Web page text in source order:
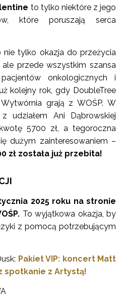
to tylko niektóre z jego
które poruszają serca
nie tylko okazja do przeżycia
przede wszystkim szansa
onkologicznych i
kolejny rok, gdy DoubleTree
grają z WOŚP. W
udziałem Ani Dąbrowskiej
5700 zł, a tegoroczna
dużym zainteresowaniem –
zł została już przebita!
2025 roku na stronie
To wyjątkowa okazja, by
z pomocą potrzebującym
Pakiet VIP: koncert Matt
spotkanie z Artystą!